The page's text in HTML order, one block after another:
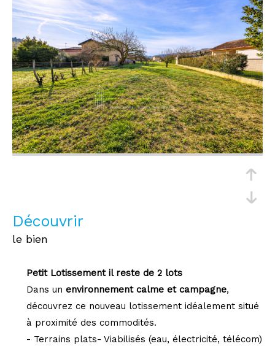
découvrir
le bien
Petit Lotissement il reste de 2 lots
Dans un environnement calme et campagne,
découvrez ce nouveau lotissement idéalement situé
à proximité des commodités.
- Terrains plats- Viabilisés (eau, électricité, télécom)
RECHERCHER